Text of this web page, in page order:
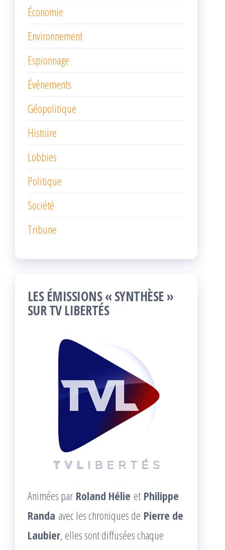
Économie
Environnement
Espionnage
Événements
Géopolitique
Histoire
Lobbies
Politique
Société
Tribune
LES ÉMISSIONS « SYNTHÈSE »
SUR TV LIBERTÉS
Animées par Roland Hélie et Philippe
Randa avec les chroniques de Pierre de
Laubier, elles sont diffusées chaque